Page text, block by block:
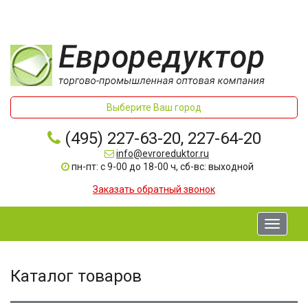
Выберите Ваш город
(495) 227-63-20, 227-64-20
info@evroreduktor.ru
пн-пт: с 9-00 до 18-00 ч, сб-вс: выходной
Заказать обратный звонок
Toggle
Каталог товаров